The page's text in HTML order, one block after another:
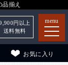
揃え
menu
お気に入り
円以上
送料無料